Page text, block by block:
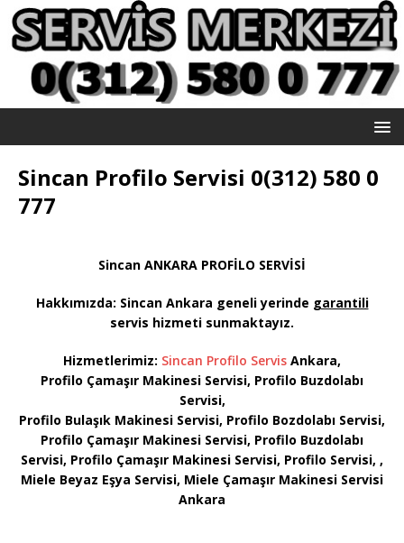
Sincan Profilo Servisi 0(312) 580 0
777
Sincan ANKARA PROFİLO SERVİSİ
Hakkımızda: Sincan Ankara geneli yerinde garantili
servis hizmeti sunmaktayız.
Hizmetlerimiz: Sincan Profilo Servis Ankara,
Profilo Çamaşır Makinesi Servisi, Profilo Buzdolabı
Servisi,
Profilo Bulaşık Makinesi Servisi, Profilo Bozdolabı Servisi,
Profilo Çamaşır Makinesi Servisi, Profilo Buzdolabı
Servisi, Profilo Çamaşır Makinesi Servisi, Profilo Servisi, ,
Miele Beyaz Eşya Servisi, Miele Çamaşır Makinesi Servisi
Ankara